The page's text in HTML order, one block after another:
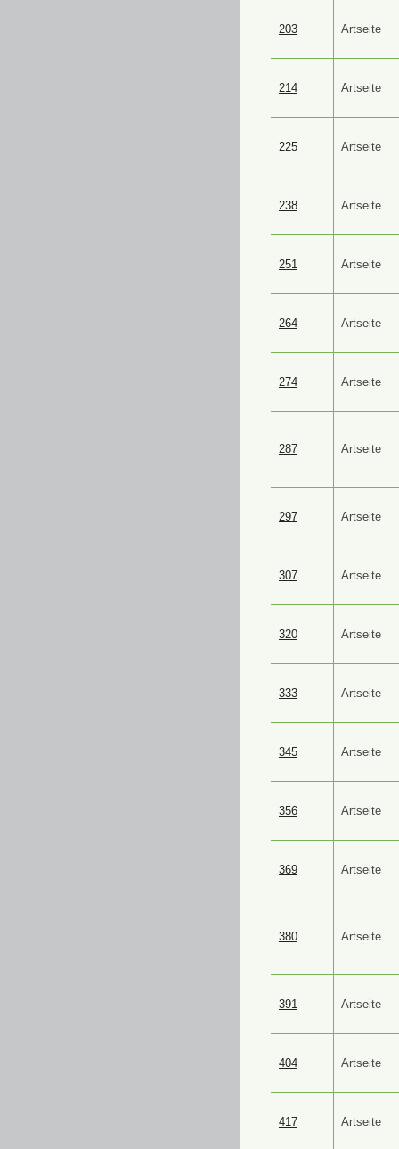
203 Artseite
214 Artseite
225 Artseite
238 Artseite
251 Artseite
264 Artseite
274 Artseite
287 Artseite
297 Artseite
307 Artseite
320 Artseite
333 Artseite
345 Artseite
356 Artseite
369 Artseite
380 Artseite
391 Artseite
404 Artseite
417 Artseite